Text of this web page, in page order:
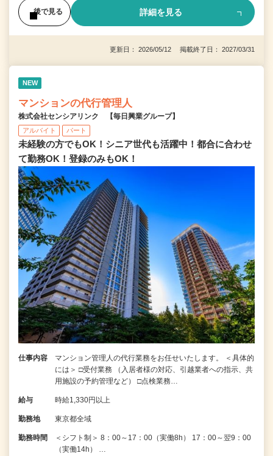
後で見る 詳細を見る
更新日： 2026/05/12 掲載終了日： 2027/03/31
NEW
マンションの代行管理人
株式会社センシアリンク 【毎日興業グループ】
アルバイト パート
未経験の方でもOK！シニア世代も活躍中！都合に合わせ
て勤務OK！登録のみもOK！
仕事内容
マンション管理人の代行業務をお任せいたします。 ＜具体的
には＞ □受付業務 （入居者様の対応、引越業者への指示、共
用施設の予約管理など） □点検業務…
給与 時給1,330円以上
勤務地 東京都全域
勤務時間
＜シフト制＞ 8：00～17：00（実働8h） 17：00～翌9：00
（実働14h） …